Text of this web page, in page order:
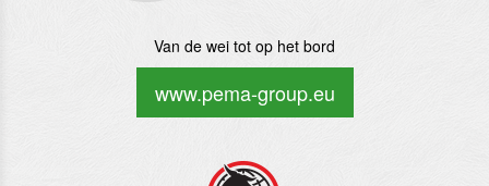
Van de wei tot op het bord
www.pema-group.eu